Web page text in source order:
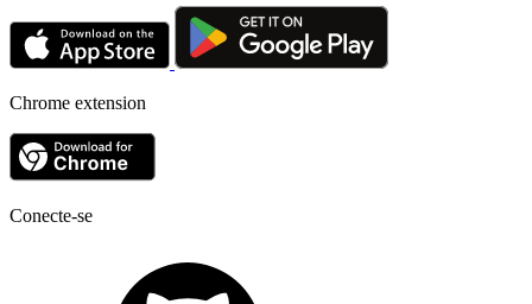
Chrome extension
Conecte-se